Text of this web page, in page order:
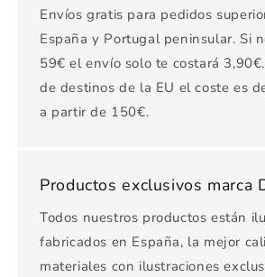
Envíos gratis para pedidos
España y Portugal peninsular. Si
59€ el envío solo te costará
de destinos de la EU el coste es
a partir de 150€.
Productos exclusivos marca
Todos nuestros productos están
fabricados en España, la mejor
materiales con ilustraciones